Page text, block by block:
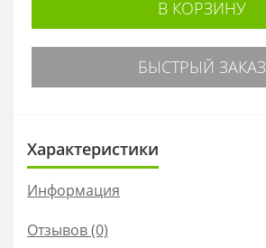
В КОРЗИНУ
БЫСТРЫЙ ЗАКАЗ
Характеристики
Информация
Отзывов (0)